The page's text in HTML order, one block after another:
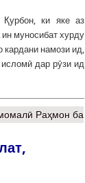
ки яке аз
муносибат хурду
намози ид,
дар рӯзи ид
Раҳмон ба